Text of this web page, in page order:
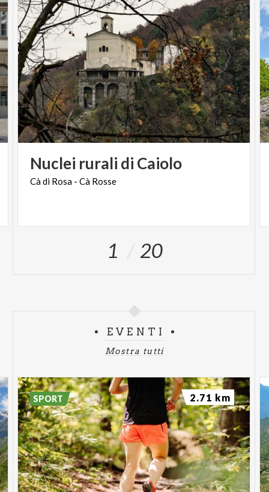
Nuclei rurali di Caiolo
Càdi Rosa - Cà Rosse
1 20
EVENTI
Mostra tutti
SPORT 2.71 km